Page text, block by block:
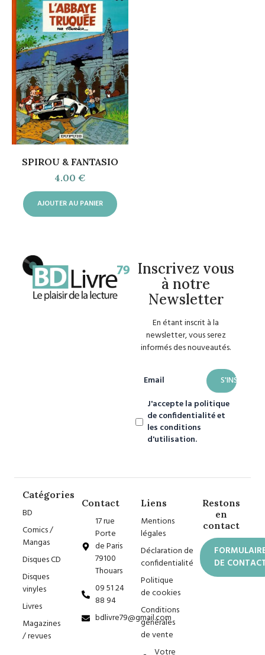
SPIROU & FANTASIO
4.00 €
AJOUTER AU PANIER
Inscrivez vous
à notre
Newsletter
En étant inscrit à la
newsletter, vous serez
informés des nouveautés.
Email
J'accepte la politique
de confidentialité et
les conditions
d'utilisation.
Catégories
BD
Comics /
Mangas
Disques CD
Disques
vinyles
Livres
Magazines
/ revues
Contact
17 rue
Porte
de Paris
79100
Thouars
09 51 24
88 94
bdlivre79@gmail.com
Liens
Mentions
légales
Déclaration de
confidentialité
Politique
de cookies
Conditions
générales
de vente
Restons
en
contact
DE